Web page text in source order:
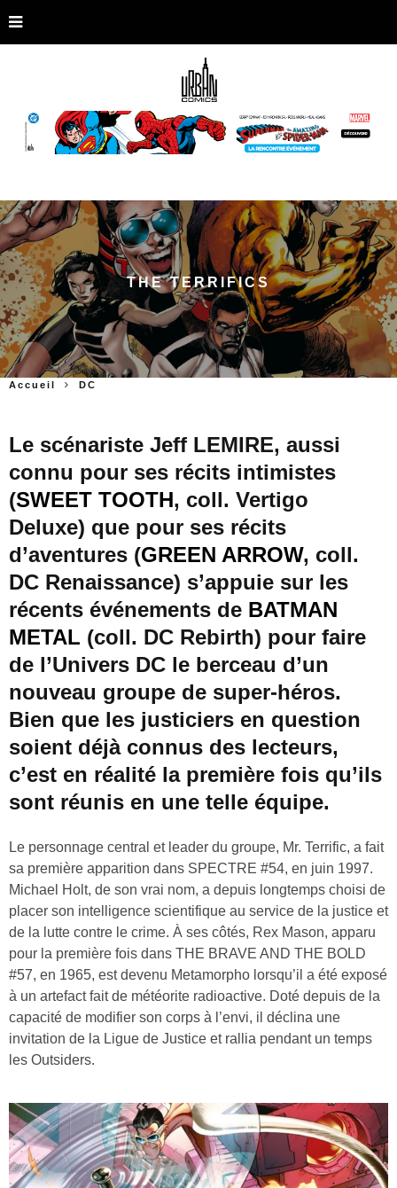
THE TERRIFICS
Accueil DC
Le scénariste Jeff LEMIRE, aussi
connu pour ses récits intimistes
(SWEET TOOTH, coll. Vertigo
Deluxe) que pour ses récits
d’aventures (GREEN ARROW, coll.
DC Renaissance) s’appuie sur les
récents événements de BATMAN
METAL (coll. DC Rebirth) pour faire
de l’Univers DC le berceau d’un
nouveau groupe de super-héros.
Bien que les justiciers en question
soient déjà connus des lecteurs,
c’est en réalité la première fois qu’ils
sont réunis en une telle équipe.
Le personnage central et leader du groupe, Mr. Terrific, a fait
sa première apparition dans SPECTRE #54, en juin 1997.
Michael Holt, de son vrai nom, a depuis longtemps choisi de
placer son intelligence scientifique au service de la justice et
de la lutte contre le crime. À ses côtés, Rex Mason, apparu
pour la première fois dans THE BRAVE AND THE BOLD
#57, en 1965, est devenu Metamorpho lorsqu’il a été exposé
à un artefact fait de météorite radioactive. Doté depuis de la
capacité de modifier son corps à l’envi, il déclina une
invitation de la Ligue de Justice et rallia pendant un temps
les Outsiders.